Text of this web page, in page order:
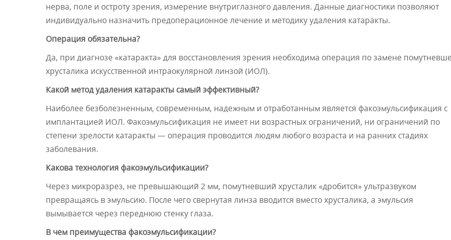
нерва, поле и остроту зрения, измерение внутриглазного давления. Данные диагностики позволяют
индивидуально назначить предоперационное лечение и методику удаления катаракты.
Операция обязательна?
Да, при диагнозе «катаракта» для восстановления зрения необходима операция по замене
хрусталика искусственной интраокулярной линзой (ИОЛ).
Какой метод удаления катаракты самый эффективный?
Наиболее безболезненным, современным, надежным и отработанным является факоэмульсификация с
имплантацией ИОЛ. Факоэмульсификация не имеет ни возрастных ограничений, ни ограничений по
степени зрелости катаракты — операция проводится людям любого возраста и на ранних стадиях
заболевания.
Какова технология факоэмульсификации?
Через микроразрез, не превышающий 2 мм, помутневший хрусталик «дробится» ультразвуком
превращаясь в эмульсию. После чего свернутая линза вводится вместо хрусталика, а эмульсия
вымывается через переднюю стенку глаза.
В чем преимущества факоэмульсификации?